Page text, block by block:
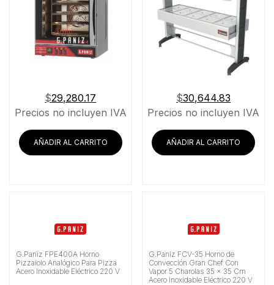
$29,280.17
Precios no incluyen IVA
AÑADIR AL CARRITO
$30,644.83
Precios no incluyen IVA
AÑADIR AL CARRITO
G.Paniz FPE400A Horno
Pizzaiolo Analógico Para Pizza
Acero Inoxidable Eléctrico 220 V
G.Paniz FCV-35 Horno de
Convección Gran Chef Con
Vapor 5 Charolas 35 x 35 Cm
Acero Inoxidable Eléctrico 220 V